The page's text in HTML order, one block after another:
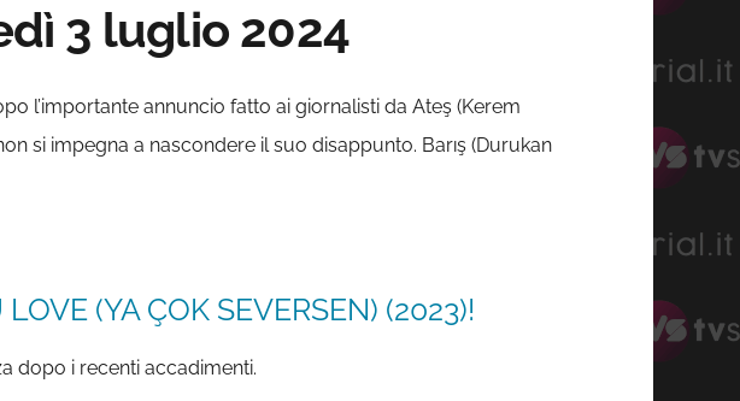
3 luglio 2024
l’importante annuncio fatto ai giornalisti da Ateş (Kerem
si impegna a nascondere il suo disappunto. Barış (Durukan
(YA ÇOK SEVERSEN) (2023)!
dopo i recenti accadimenti.